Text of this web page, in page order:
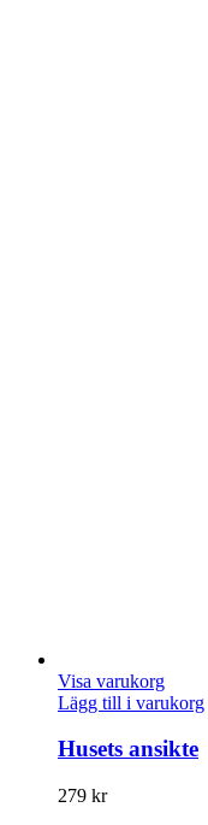
Visa varukorg
Lägg till i varukorg
Husets ansikte
279 kr